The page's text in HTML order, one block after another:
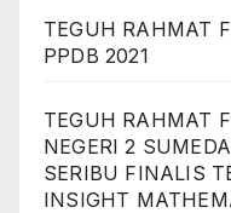
TEGUH RAHMAT
PPDB 2021
TEGUH RAHMAT
NEGERI 2
SERIBU FINALIS
INSIGHT